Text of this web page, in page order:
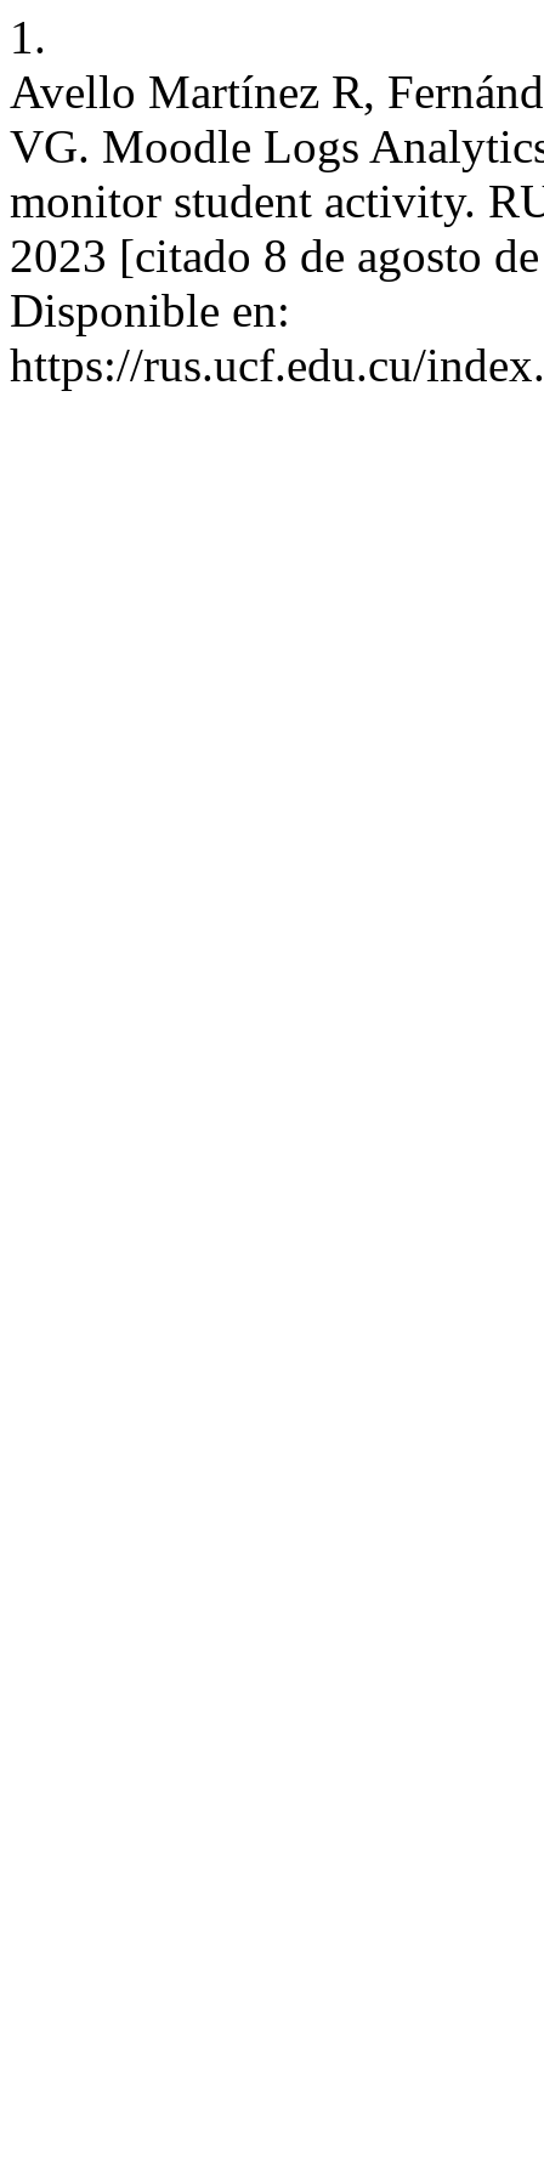
1.
Avello Martínez R,
VG. Moodle Logs
monitor student activity.
2023 [citado 8 de agosto
Disponible en:
https://rus.ucf.edu.cu/